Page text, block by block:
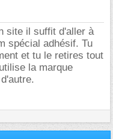
site il suffit d'aller à
spécial adhésif. Tu
et tu le retires tout
la marque